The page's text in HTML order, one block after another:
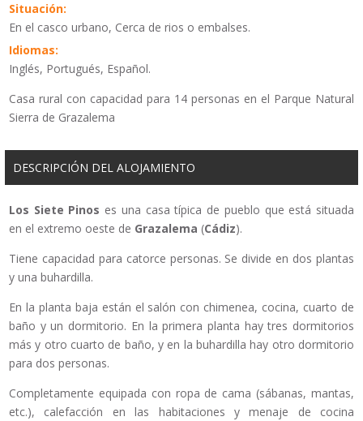
Situación:
En el casco urbano, Cerca de rios o embalses.
Idiomas:
Inglés, Portugués, Español.
Casa rural con capacidad para 14 personas en el Parque Natural
Sierra de Grazalema
DESCRIPCIÓN DEL ALOJAMIENTO
Los Siete Pinos es una casa típica de pueblo que está situada
en el extremo oeste de Grazalema (Cádiz).
Tiene capacidad para catorce personas. Se divide en dos plantas
y una buhardilla.
En la planta baja están el salón con chimenea, cocina, cuarto de
baño y un dormitorio. En la primera planta hay tres dormitorios
más y otro cuarto de baño, y en la buhardilla hay otro dormitorio
para dos personas.
Completamente equipada con ropa de cama (sábanas, mantas,
etc.), calefacción en las habitaciones y menaje de cocina